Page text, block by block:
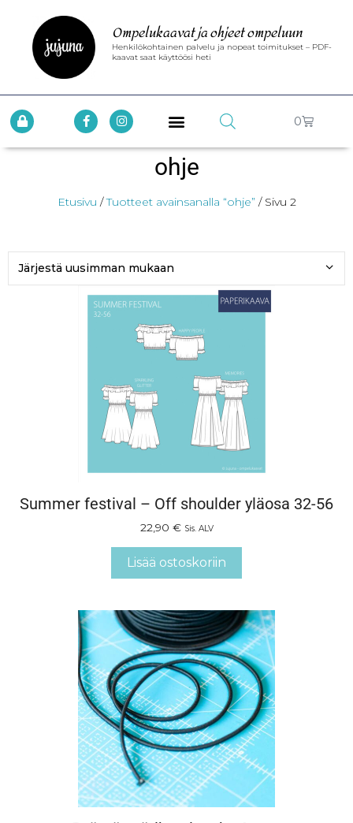
Ompelukaavat ja ohjeet ompeluun
Henkilökohtainen palvelu ja nopeat toimitukset – PDF-
kaavat saat käyttöösi heti
0
ohje
Etusivu /Tuotteet avainsanalla “ohje” / Sivu 2
Summer festival – Off shoulder yläosa 32-56
22,90 € Sis. ALV
Lisää ostoskoriin